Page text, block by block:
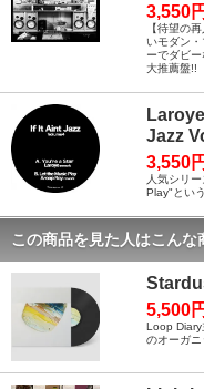
3,550
【待望の
いモダン
ーでダビ
大推薦盤!!
Jazz
3,550
人気シリ
Play"とい
この商品を見た人はこんな
5,500
Loop Diary
のオーガニ